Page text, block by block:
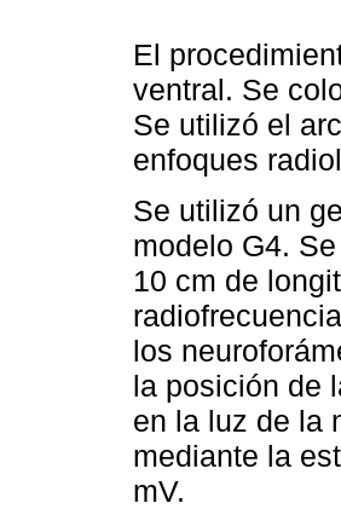
El
ventral. Se
Se utilizó el
enfoques
Se utilizó un
modelo G4.
10 cm de
los
la posición de
en la luz de la
mediante la
mV.